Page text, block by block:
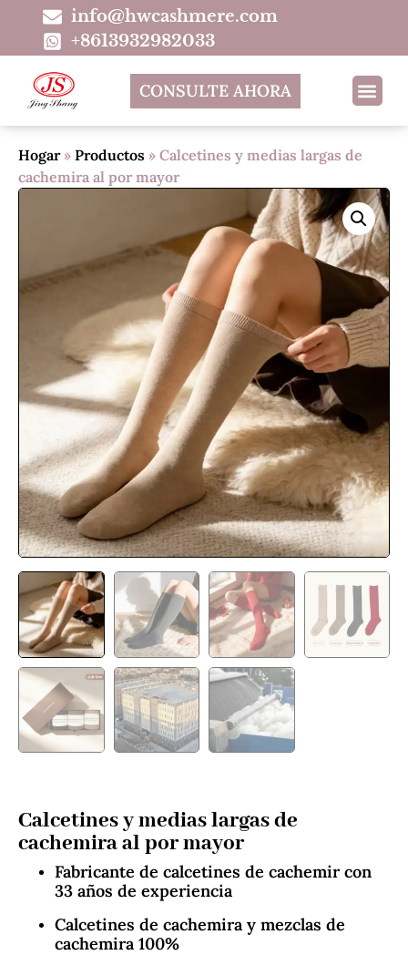
info@hwcashmere.com
+8613932982033
CONSULTE AHORA
Hogar» Productos » Calcetines y medias largas de
cachemira al por mayor
Calcetines y medias largas de
cachemira al por mayor
Fabricante de calcetines de cachemir con
33 años de experiencia
Calcetines de cachemira y mezclas de
cachemira 100%